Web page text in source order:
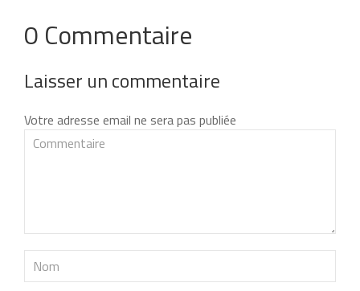
0 Commentaire
Laisser un commentaire
Votre adresse email ne sera pas publiée